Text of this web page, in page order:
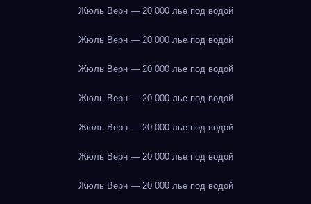
Жюль Верн — 20 000 лье под водой
Жюль Верн — 20 000 лье под водой
Жюль Верн — 20 000 лье под водой
Жюль Верн — 20 000 лье под водой
Жюль Верн — 20 000 лье под водой
Жюль Верн — 20 000 лье под водой
Жюль Верн — 20 000 лье под водой